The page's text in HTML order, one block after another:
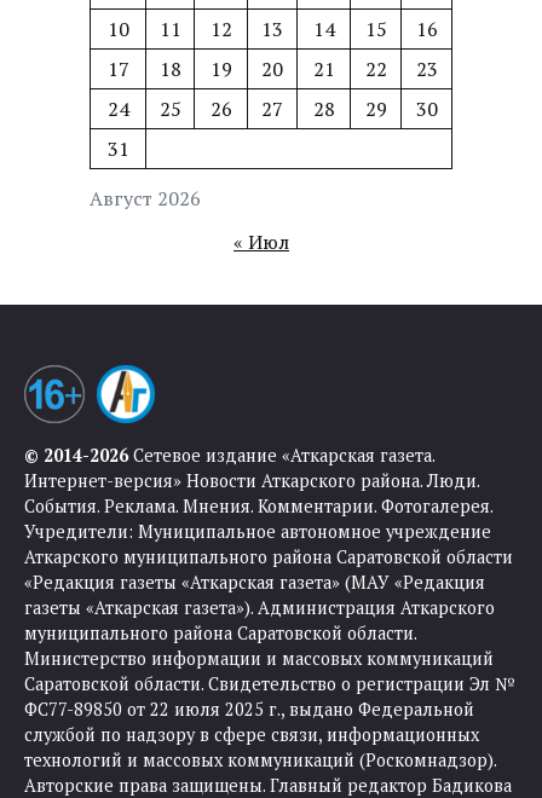
Август 2026
10
11 12 13 14 15
16
17
18 19 20 21 22
23
24
25 26 27 28 29
30
31
« Июл
© 2014-2026Сетевое издание «Аткарская газета.
Интернет-версия» Новости Аткарского района. Люди.
События. Реклама. Мнения. Комментарии. Фотогалерея.
Учредители: Муниципальное автономное учреждение
Аткарского муниципального района Саратовской области
«Редакция газеты «Аткарская газета» (МАУ «Редакция
газеты «Аткарская газета»). Администрация Аткарского
муниципального района Саратовской области.
Министерство информации и массовых коммуникаций
Саратовской области. Свидетельство о регистрации Эл №
ФС77-89850 от 22 июля 2025 г., выдано Федеральной
службой по надзору в сфере связи, информационных
технологий и массовых коммуникаций (Роскомнадзор).
Авторские права защищены. Главный редактор Бадикова